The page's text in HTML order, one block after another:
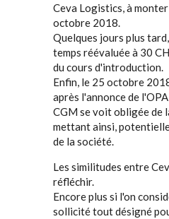
Ceva Logistics, à
octobre 2018.
Quelques jours plus
temps réévaluée à 30
du cours d'introduction.
Enfin, le 25 octobre
après l'annonce de
CGM se voit obligée de
mettant ainsi,
de la société.
Les similitudes entre
réfléchir.
Encore plus si l'on
sollicité tout désigné